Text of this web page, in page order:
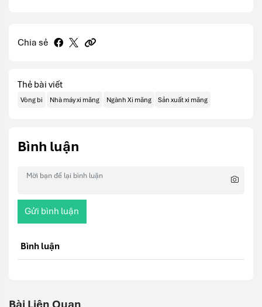
Chia sẻ
Thẻ bài viết
Vòng bi Nhà máy xi măng Ngành Xi măng Sản xuất xi măng
Bình luận
Gửi bình luận
Bình luận